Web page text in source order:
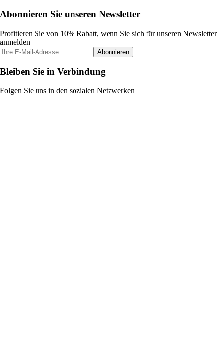
Abonnieren Sie unseren Newsletter
Profitieren Sie von 10% Rabatt, wenn Sie sich für unseren Newsletter
anmelden
Abonnieren
Bleiben Sie in Verbindung
Folgen Sie uns in den sozialen Netzwerken